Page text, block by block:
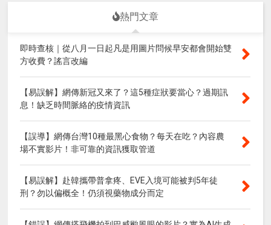
熱門文章
即時查核｜從八月一日起凡是用圖片問候早安都會開始雙
方收費？謠言改編
【易誤解】網傳新冠又來了？這5種症狀要當心？過期訊
息！缺乏時間脈絡的疫情資訊
【誤導】網傳台灣10種最黑心食物？每天在吃？內容農
場不實影片！非可靠的資訊獲取管道
【易誤解】赴韓攜帶普拿疼、EVE入境可能被判5年徒
刑？勿以偏概全！仍須視藥物成分而定